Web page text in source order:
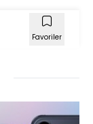
Favoriler